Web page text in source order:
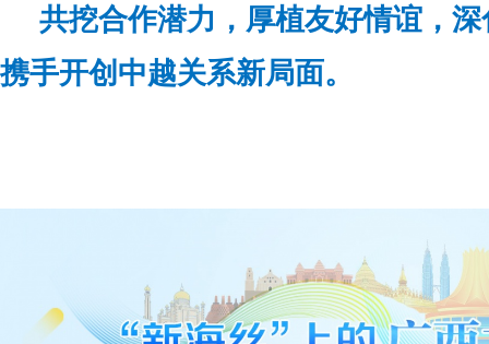
共挖合作潜力，厚植友好情谊，
携手开创中越关系新局面。